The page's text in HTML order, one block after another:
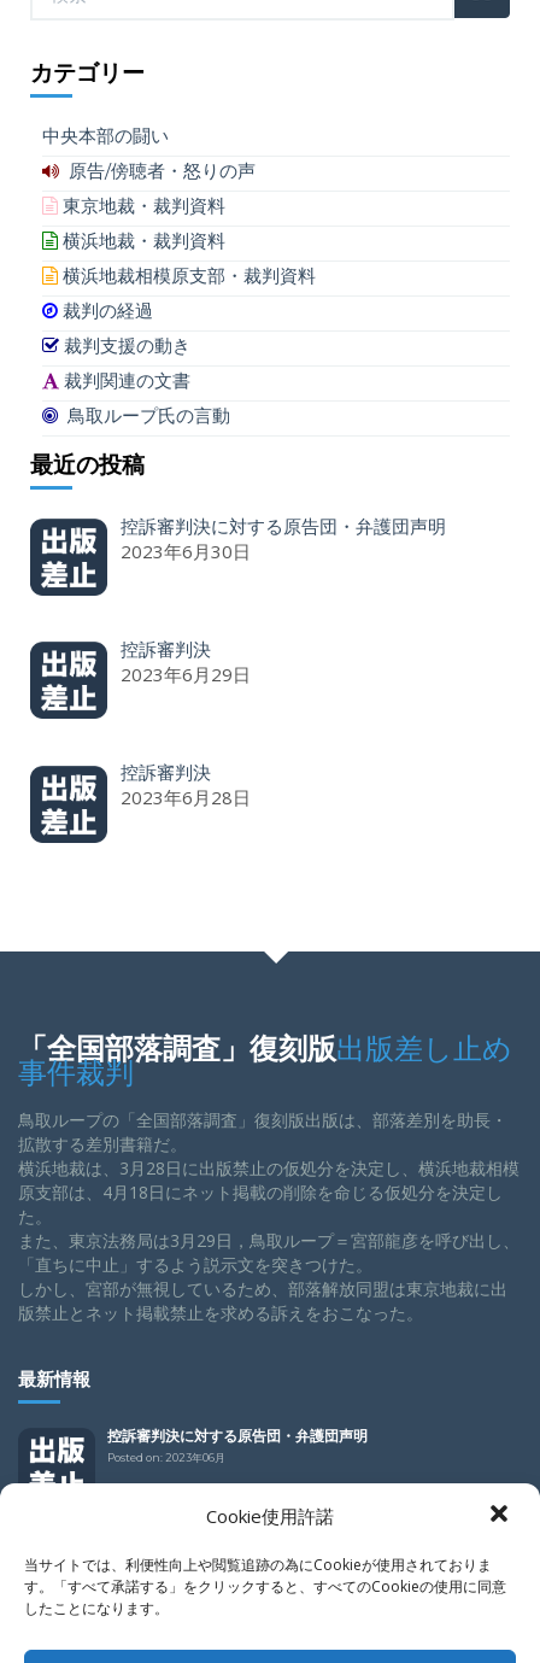
Cookie使用許諾
当サイトでは、利便性向上や閲覧追跡の為にCookieが使用されておりま
す。「すべて承諾する」をクリックすると、すべてのCookieの使用に同意
したことになります。
カテゴリー
中央本部の闘い
原告/傍聴者・怒りの声
東京地裁・裁判資料
横浜地裁・裁判資料
横浜地裁相模原支部・裁判資料
裁判の経過
裁判支援の動き
裁判関連の文書
鳥取ループ氏の言動
最近の投稿
控訴審判決に対する原告団・弁護団声明
2023年6月30日
控訴審判決
2023年6月29日
控訴審判決
2023年6月28日
「全国部落調査」復刻版出版差し止め
事件裁判
鳥取ループの「全国部落調査」復刻版出版は、部落差別を助長・
拡散する差別書籍だ。
横浜地裁は、3月28日に出版禁止の仮処分を決定し、横浜地裁相模
原支部は、4月18日にネット掲載の削除を命じる仮処分を決定し
た。
また、東京法務局は3月29日，鳥取ループ＝宮部龍彦を呼び出し、
「直ちに中止」するよう説示文を突きつけた。
しかし、宮部が無視しているため、部落解放同盟は東京地裁に出
版禁止とネット掲載禁止を求める訴えをおこなった。
最新情報
控訴審判決に対する原告団・弁護団声明
Posted on: 2023年06月
控訴審判決